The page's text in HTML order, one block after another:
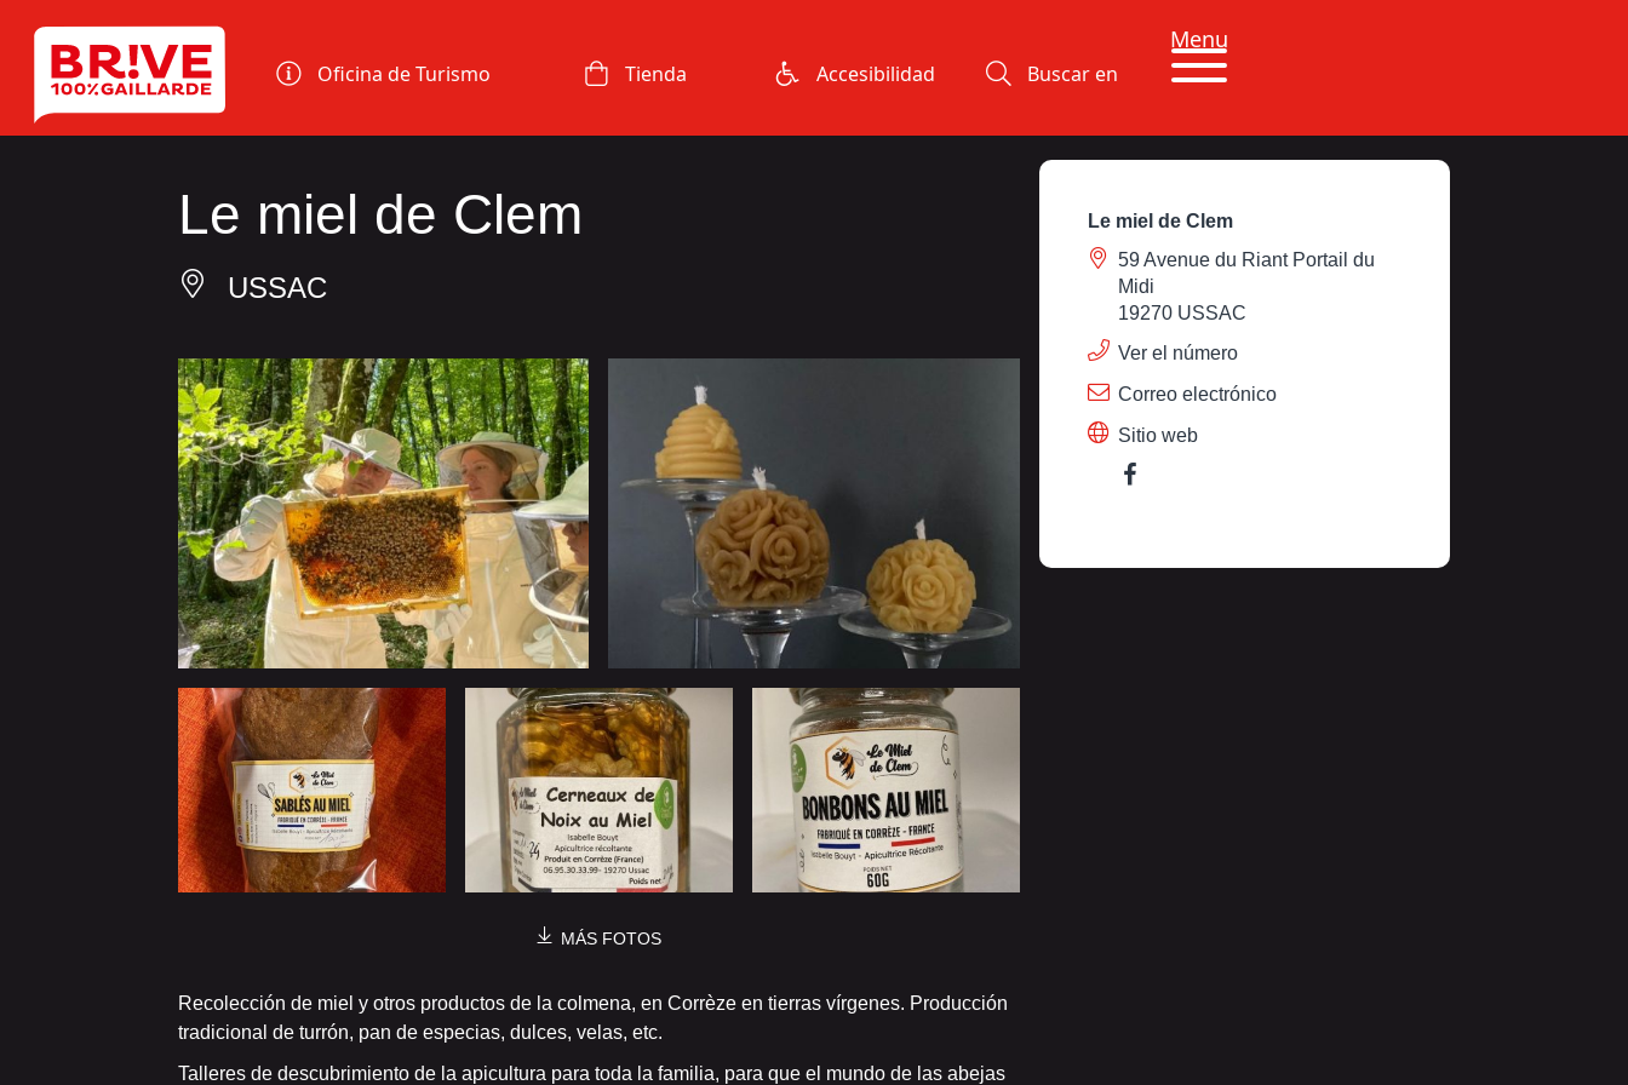
Oficina de Turismo Tienda Accesibilidad Buscar en
Menu
Le miel de Clem
USSAC
MÁS FOTOS
Recolección de miel y otros productos de la colmena, en Corrèze en tierras vírgenes. Producción
tradicional de turrón, pan de especias, dulces, velas, etc.
Talleres de descubrimiento de la apicultura para toda la familia, para que el mundo de las abejas
Le miel de Clem
59 Avenue du Riant Portail du
Midi
19270 USSAC
Ver el número
Correo electrónico
Sitio web